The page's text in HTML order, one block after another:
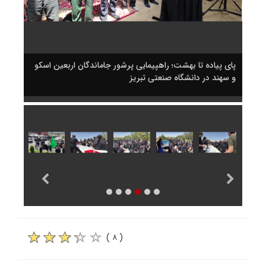
پای پیاده تا بهشت؛ راهپیمایی پرشور جاماندگان اربعین اسکو
و سهند در دانشگاه صنعتی تبریز
( ۸ )